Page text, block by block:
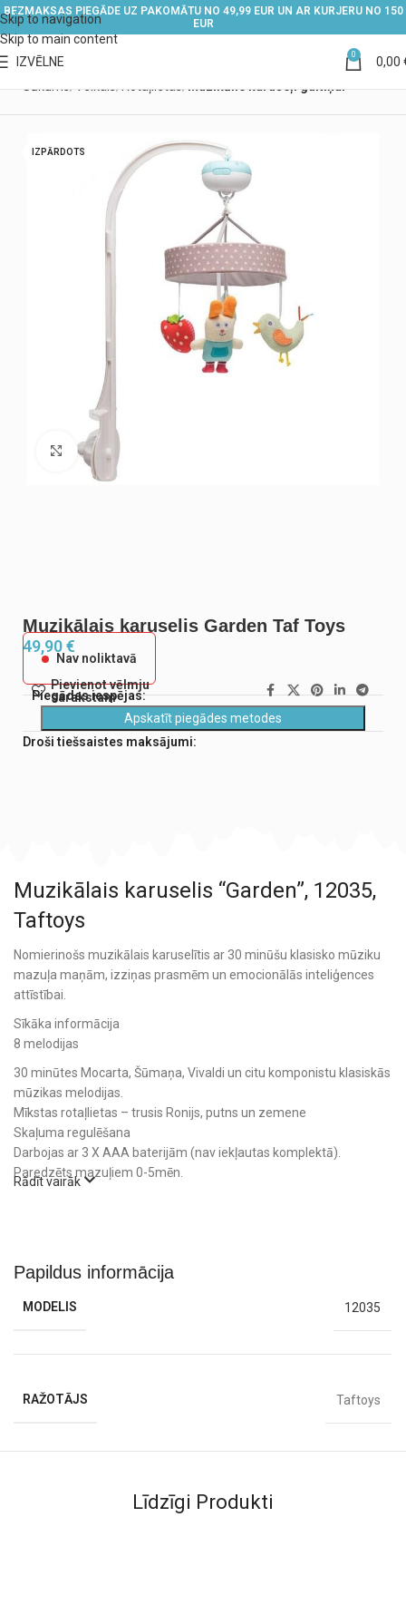
Skip to navigation
Skip to main content
BEZMAKSAS PIEGĀDE UZ PAKOMĀTU NO 49,99 EUR UN AR KURJERU NO 150
EUR
IZVĒLNE 0 0,00
IZPĀRDOTS
Noklikšķiniet, lai palielinātu
Muzikālais karuselis Garden Taf Toys
49,90€
Nav noliktavā
Pievienot vēlmju
sarakstam
Piegādes iespējas:
Apskatīt piegādes metodes
Droši tiešsaistes maksājumi:
Muzikālais karuselis “Garden”, 12035,
Taftoys
Nomierinošs muzikālais karuselītis ar 30 minūšu klasisko mūziku
mazuļa maņām, izziņas prasmēm un emocionālās inteliģences
attīstībai.
Sīkāka informācija
8 melodijas
30 minūtes Mocarta, Šūmaņa, Vivaldi un citu komponistu klasiskās
mūzikas melodijas.
Mīkstas rotaļlietas – trusis Ronijs, putns un zemene
Skaļuma regulēšana
Darbojas ar 3 X AAA baterijām (nav iekļautas komplektā).
Paredzēts mazuļiem 0-5mēn.
Rādīt vairāk
Papildus informācija
MODELIS 12035
RAŽOTĀJS Taftoys
Līdzīgi Produkti